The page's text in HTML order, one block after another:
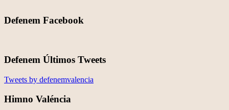
Defenem Facebook
Defenem Últimos Tweets
Tweets by defenemvalencia
Himno Valéncia